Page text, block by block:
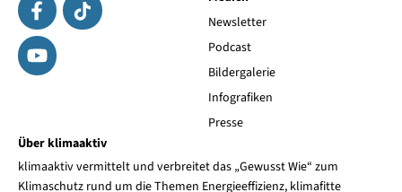
Newsletter
Podcast
Bildergalerie
Infografiken
Presse
Über klimaaktiv
klimaaktiv vermittelt und verbreitet das „Gewusst Wie“ zum
Klimaschutz rund um die Themen Energieeffizienz, klimafitte